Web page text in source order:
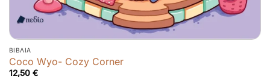
ΒΙΒΛΊΑ
Coco Wyo- Cozy Corner
12,50 €